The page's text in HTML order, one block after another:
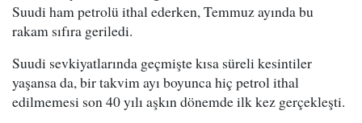
Suudi ham petrolü ithal ederken, Temmuz ayında bu
rakam sıfıra geriledi.
Suudi sevkiyatlarında geçmişte kısa süreli kesintiler
yaşansa da, bir takvim ayı boyunca hiç petrol ithal
edilmemesi son 40 yılı aşkın dönemde ilk kez gerçekleşti.